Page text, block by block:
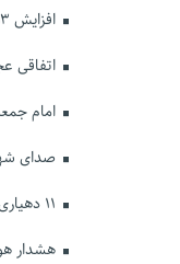
افزایش ۵۳ درصدی بارندگی‌ها در گلستان
اتفاقی
امام
صدای
هشدار